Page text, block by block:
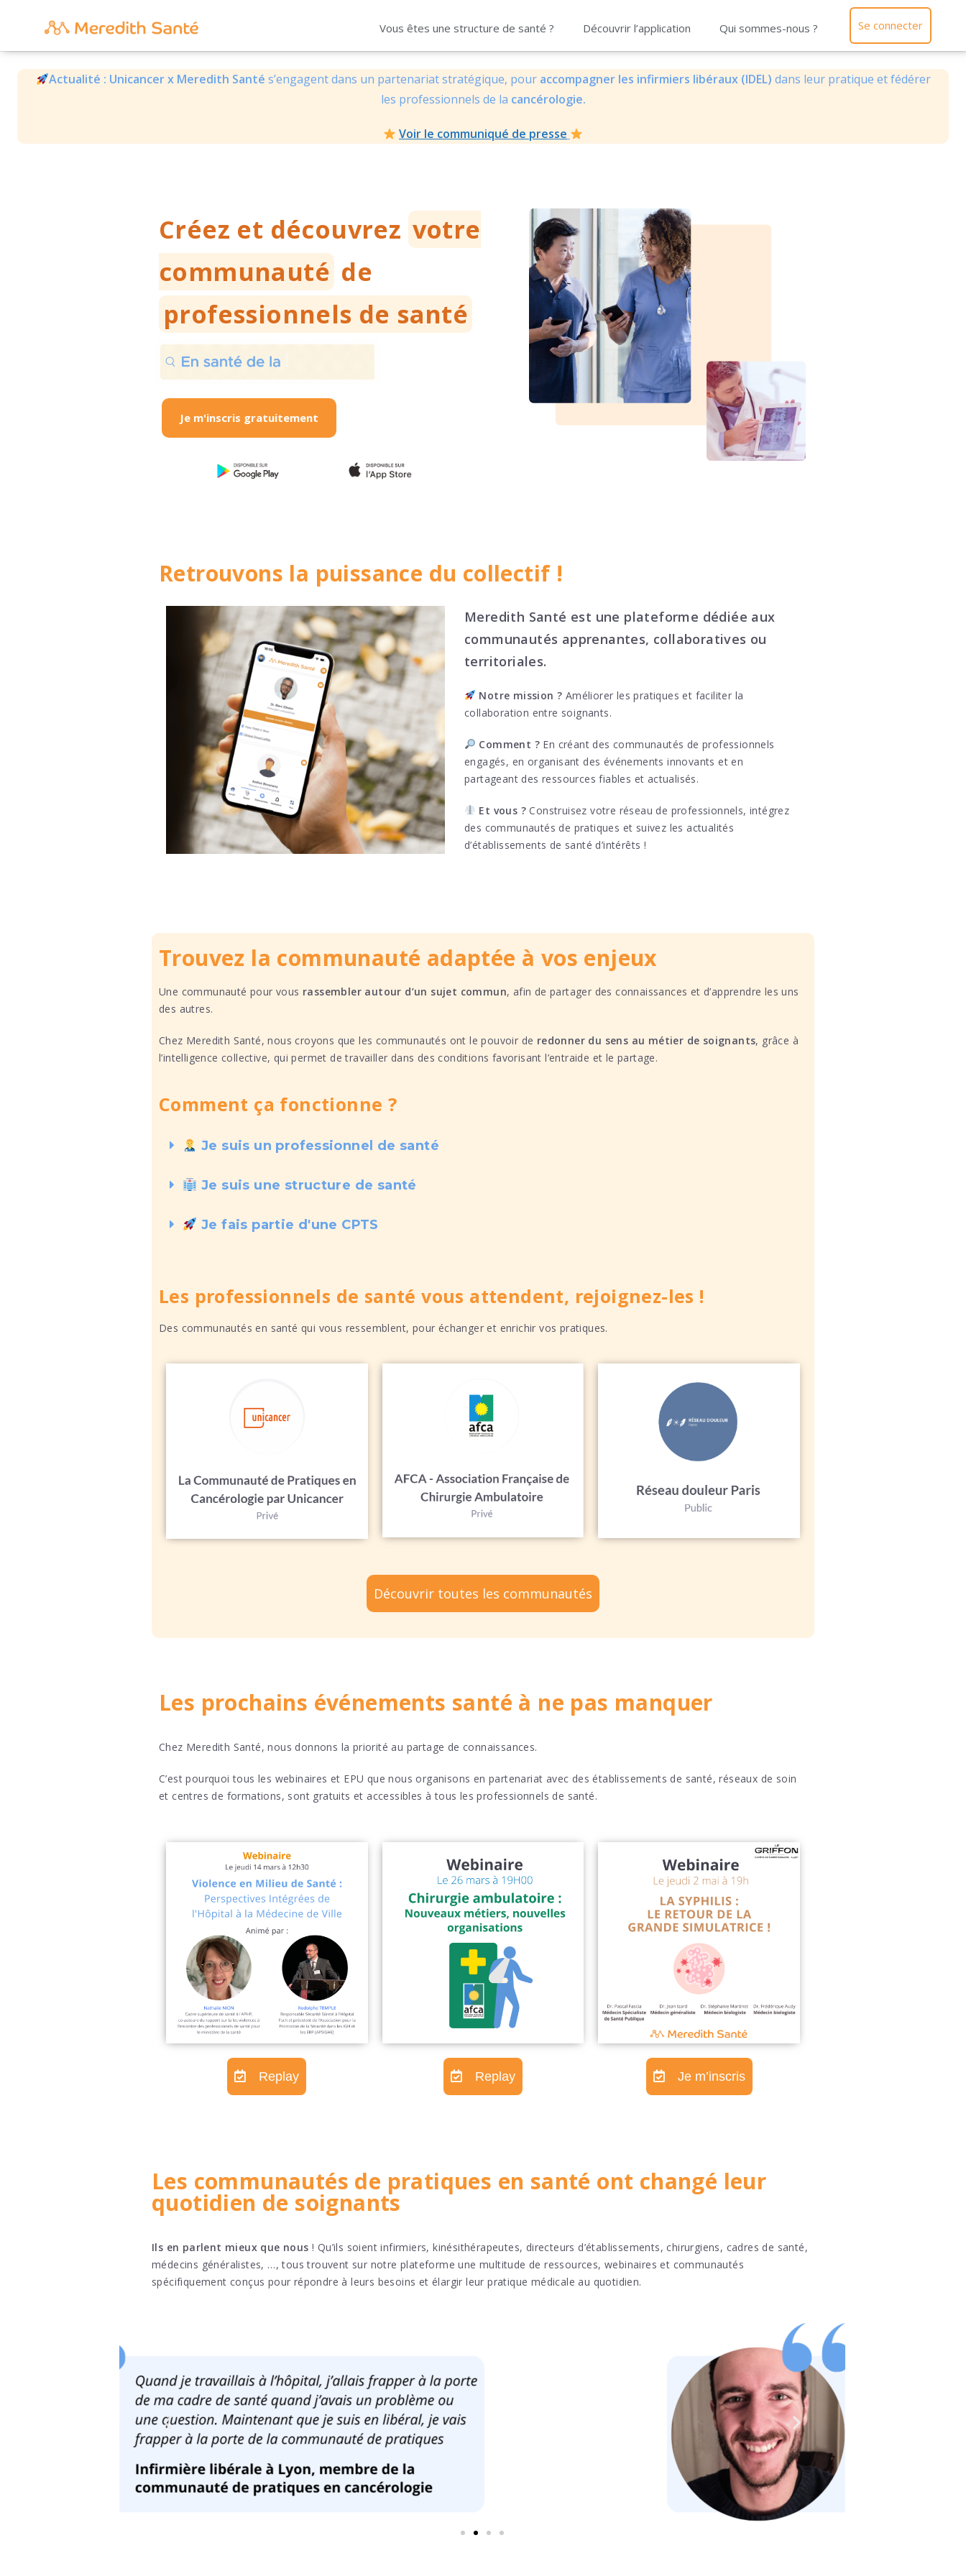
Vous êtes une structure de santé ? Découvrir l’application Qui sommes-nous ? Se connecter
Actualité : Unicancer x Meredith Santé s’engagent dans un partenariat stratégique, pour accompagner les infirmiers libéraux (IDEL) dans leur pratique et fédérer
les professionnels de la cancérologie.
Voir le communiqué de presse
Créez et découvrez votre
communauté de
professionnels de santé
Je m'inscris gratuitement
Retrouvons la puissance du collectif !
Meredith Santé est une plateforme dédiée aux
communautés apprenantes, collaboratives ou
territoriales.
Notre mission ? Améliorer les pratiques et faciliter la
collaboration entre soignants.
Comment ? En créant des communautés de professionnels
engagés, en organisant des événements innovants et en
partageant des ressources fiables et actualisés.
Et vous ? Construisez votre réseau de professionnels, intégrez
des communautés de pratiques et suivez les actualités
d’établissements de santé d’intérêts !
Trouvez la communauté adaptée à vos enjeux
Une communauté pour vous rassembler autour d’un sujet commun, afin de partager des connaissances et d’apprendre les uns
des autres.
Chez Meredith Santé, nous croyons que les communautés ont le pouvoir de redonner du sens au métier de soignants, grâce à
l’intelligence collective, qui permet de travailler dans des conditions favorisant l’entraide et le partage.
Comment ça fonctionne ?
Je suis un professionnel de santé
Je suis une structure de santé
Je fais partie d'une CPTS
Les professionnels de santé vous attendent, rejoignez-les !
Des communautés en santé qui vous ressemblent, pour échanger et enrichir vos pratiques.
Découvrir toutes les communautés
Les prochains événements santé à ne pas manquer
Chez Meredith Santé, nous donnons la priorité au partage de connaissances.
C’est pourquoi tous les webinaires et EPU que nous organisons en partenariat avec des établissements de santé, réseaux de soin
et centres de formations, sont gratuits et accessibles à tous les professionnels de santé.
Replay Replay Je m’inscris
Les communautés de pratiques en santé ont changé leur
quotidien de soignants
Ils en parlent mieux que nous ! Qu’ils soient infirmiers, kinésithérapeutes, directeurs d’établissements, chirurgiens, cadres de santé,
médecins généralistes, …, tous trouvent sur notre plateforme une multitude de ressources, webinaires et communautés
spécifiquement conçus pour répondre à leurs besoins et élargir leur pratique médicale au quotidien.